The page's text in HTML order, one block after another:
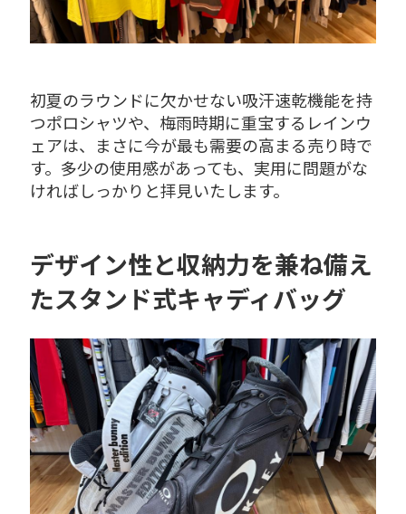
初夏のラウンドに欠かせない吸汗速乾機能を持
つポロシャツや、梅雨時期に重宝するレインウ
ェアは、まさに今が最も需要の高まる売り時で
す。多少の使用感があっても、実用に問題がな
ければしっかりと拝見いたします。
デザイン性と収納力を兼ね備え
たスタンド式キャディバッグ